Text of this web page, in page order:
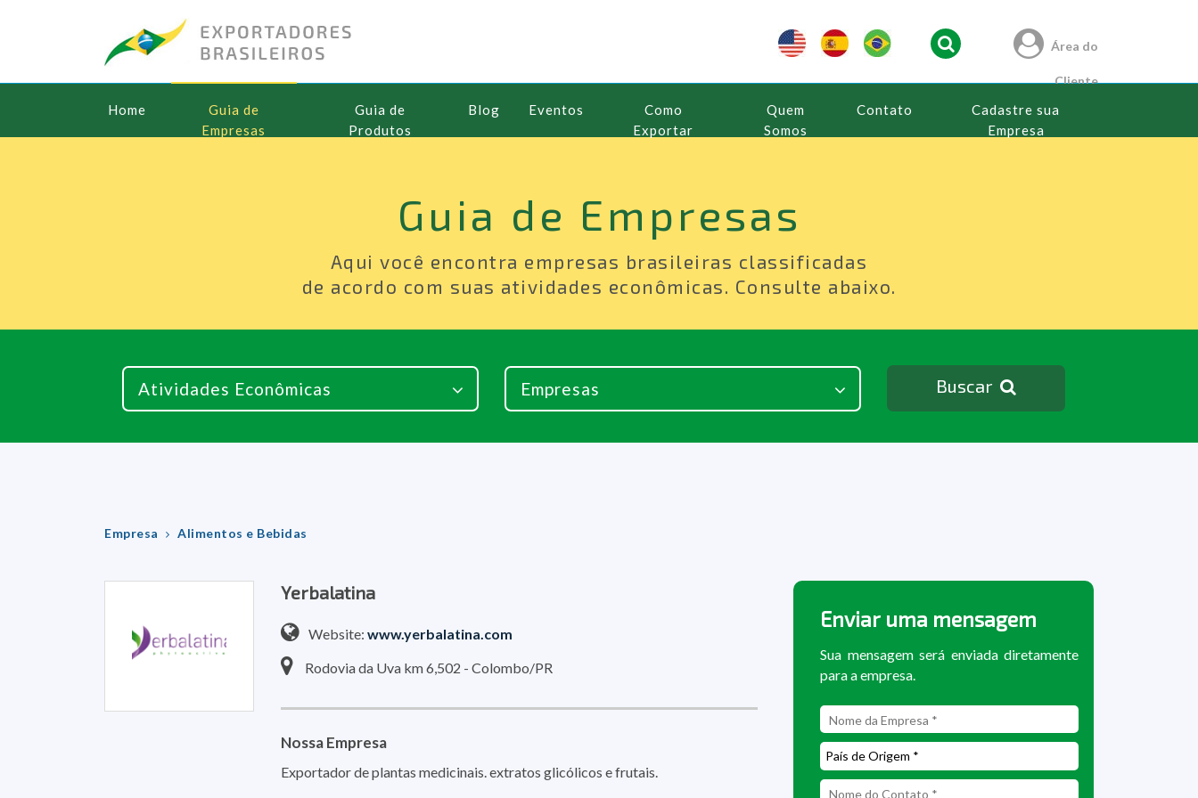
Área do
Cliente
Home
Guia de
Empresas
Guia de
Produtos
Blog Eventos
Como
Exportar
Quem
Somos
Contato
Cadastre sua
Empresa
Guia de Empresas
Aqui você encontra empresas brasileiras classificadas
de acordo com suas atividades econômicas. Consulte abaixo.
Buscar
Empresa Alimentos e Bebidas
Yerbalatina
Website:www.yerbalatina.com
Rodovia da Uva km 6,502 - Colombo/PR
Nossa Empresa
Exportador de plantas medicinais. extratos glicólicos e frutais.
Enviar uma mensagem
Sua mensagem será enviada diretamente
para a empresa.